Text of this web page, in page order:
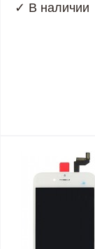
✓ В наличии